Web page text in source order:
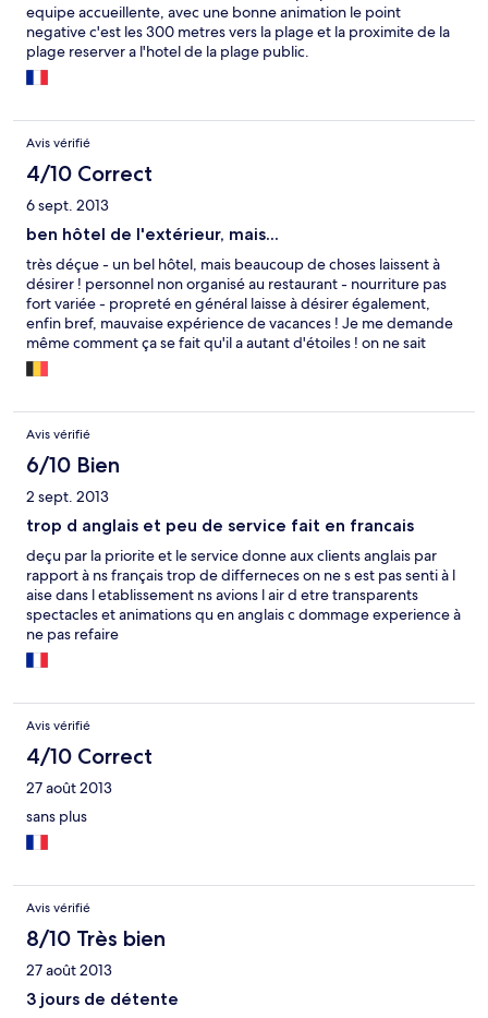
equipe accueillente, avec une bonne animation le point
negative c'est les 300 metres vers la plage et la proximite de la
plage reserver a l'hotel de la plage public.
Avis vérifié
4/10 Correct
6 sept. 2013
ben hôtel de l'extérieur, mais...
très déçue - un bel hôtel, mais beaucoup de choses laissent à
désirer ! personnel non organisé au restaurant - nourriture pas
fort variée - propreté en général laisse à désirer également,
enfin bref, mauvaise expérience de vacances ! Je me demande
même comment ça se fait qu'il a autant d'étoiles ! on ne sait
même pas si c'est 3 ou 4
Avis vérifié
6/10 Bien
2 sept. 2013
trop d anglais et peu de service fait en francais
deçu par la priorite et le service donne aux clients anglais par
rapport à ns français trop de differneces on ne s est pas senti à l
aise dans l etablissement ns avions l air d etre transparents
spectacles et animations qu en anglais c dommage experience à
ne pas refaire
Avis vérifié
4/10 Correct
27 août 2013
sans plus
Avis vérifié
8/10 Très bien
27 août 2013
3 jours de détente